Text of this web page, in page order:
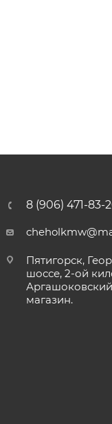
8 (906) 471-83-
Пятигорск,
шоссе, 2-ой
магазин.